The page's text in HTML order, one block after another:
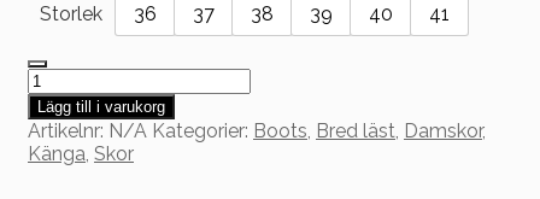
Storlek 36 37 38 39 40 41
Aaltonen
känga
lack
svart
mängd
Lägg till i varukorg
Artikelnr: N/A Kategorier: Boots Bred läst Damskor,
Känga Skor